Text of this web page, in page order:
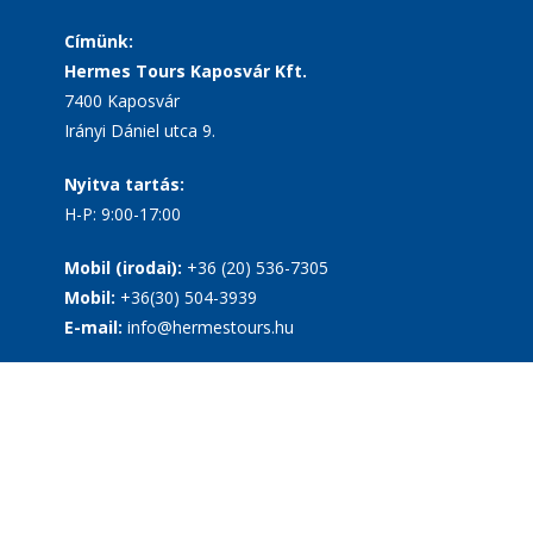
Címünk:
Hermes Tours Kaposvár Kft.
7400 Kaposvár
Irányi Dániel utca 9.
Nyitva tartás:
H-P: 9:00-17:00
Mobil (irodai): +36 (20) 536-7305
Mobil: +36(30) 504-3939
E-mail: info@hermestours.hu